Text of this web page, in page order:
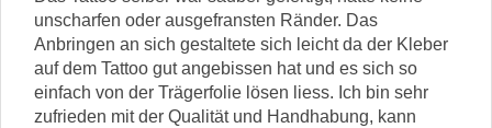
unscharfen oder ausgefransten Ränder. Das
Anbringen an sich gestaltete sich leicht da der Kleber
auf dem Tattoo gut angebissen hat und es sich so
einfach von der Trägerfolie lösen liess. Ich bin sehr
zufrieden mit der Qualität und Handhabung, kann